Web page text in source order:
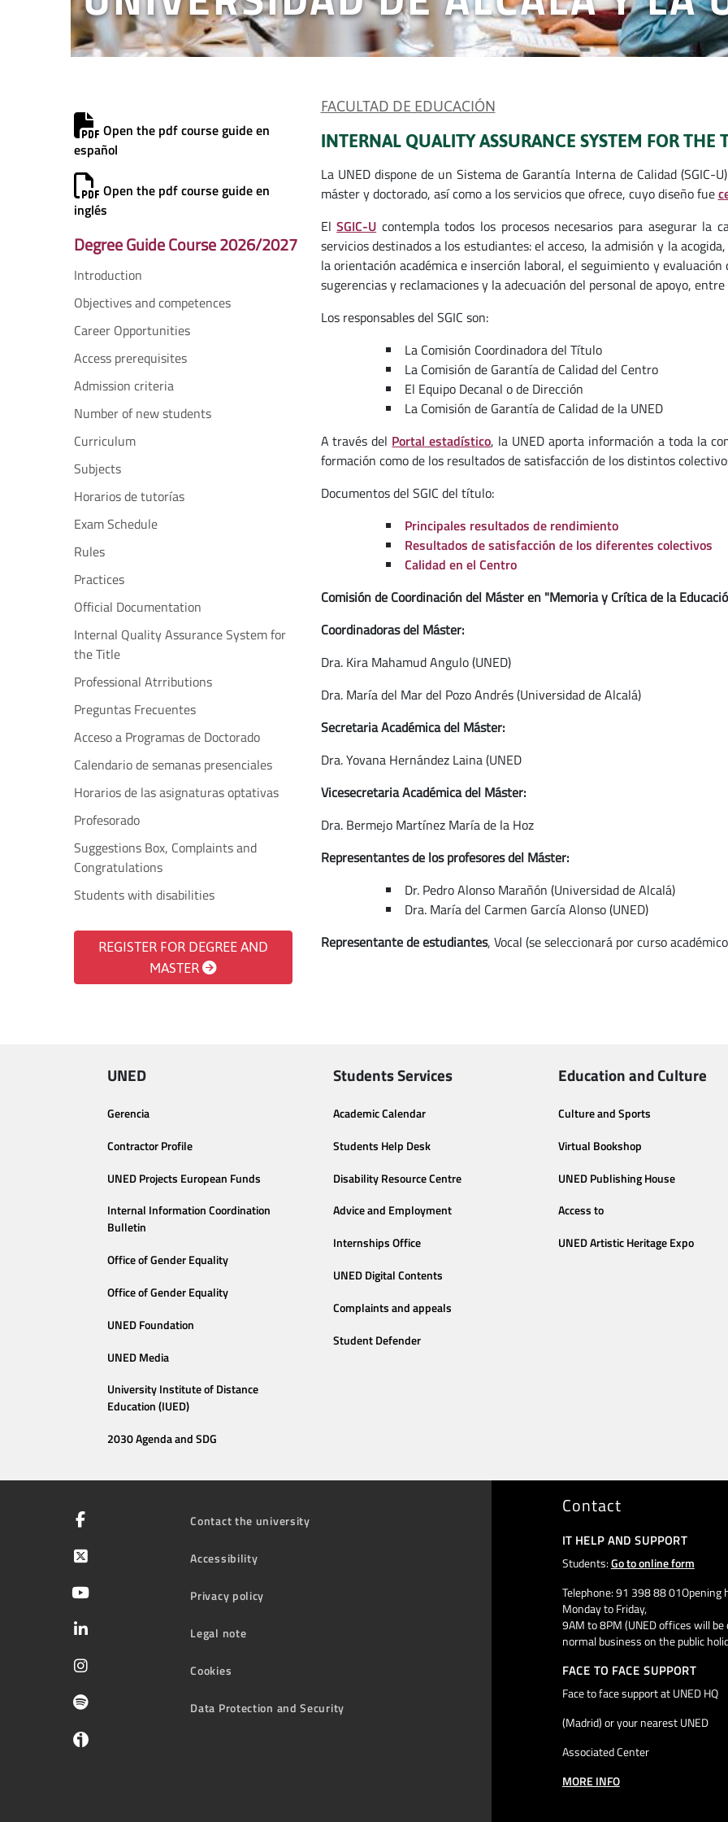
Open the pdf course guide en
español
Open the pdf course guide en
inglés
Degree Guide Course 2026/2027
Introduction
Objectives and competences
Career Opportunities
Access prerequisites
Admission criteria
Number of new students
Curriculum
Subjects
Horarios de tutorías
Exam Schedule
Rules
Practices
Official Documentation
Internal Quality Assurance System for
the Title
Professional Atrributions
Preguntas Frecuentes
Acceso a Programas de Doctorado
Calendario de semanas presenciales
Horarios de las asignaturas optativas
Profesorado
Suggestions Box, Complaints and
Congratulations
Students with disabilities
REGISTER FOR DEGREE AND
MASTER
FACULTAD DE EDUCACIÓN
INTERNAL QUALITY ASSURANCE SYSTEM FOR THE
La UNED dispone de un Sistema de Garantía Interna de Calidad
máster y doctorado, así como a los servicios que ofrece, cuyo diseño fue
ElSGIC-U contempla todos los procesos necesarios para asegurar la
servicios destinados a los estudiantes: el acceso, la admisión y la
la orientación académica e inserción laboral, el seguimiento y
sugerencias y reclamaciones y la adecuación del personal de apoyo,
Los responsables del SGIC son:
La Comisión Coordinadora del Título
La Comisión de Garantía de Calidad del Centro
El Equipo Decanal o de Dirección
La Comisión de Garantía de Calidad de la UNED
A través del Portal estadístico, la UNED aporta información a toda la
formación como de los resultados de satisfacción de los distintos
Documentos del SGIC del título:
Principales resultados de rendimiento
Resultados de satisfacción de los diferentes colectivos
Calidad en el Centro
Comisión de Coordinación del Máster en "Memoria y Crítica de la
Coordinadoras del Máster:
Dra. Kira Mahamud Angulo (UNED)
Dra. María del Mar del Pozo Andrés (Universidad de Alcalá)
Secretaria Académica del Máster:
Dra. Yovana Hernández Laina (UNED
Vicesecretaria Académica del Máster:
Dra. Bermejo Martínez María de la Hoz
Representantes de los profesores del Máster:
Dr. Pedro Alonso Marañón (Universidad de Alcalá)
Dra. María del Carmen García Alonso (UNED)
Representante de estudiantes, Vocal (se seleccionará por curso
UNED
Gerencia
Contractor Profile
UNED Projects European Funds
Internal Information Coordination
Bulletin
Office of Gender Equality
Office of Gender Equality
UNED Foundation
UNED Media
University Institute of Distance
Education (IUED)
2030 Agenda and SDG
Students Services
Academic Calendar
Students Help Desk
Disability Resource Centre
Advice and Employment
Internships Office
UNED Digital Contents
Complaints and appeals
Student Defender
Education and Culture
Culture and Sports
Virtual Bookshop
UNED Publishing House
Access to
UNED Artistic Heritage Expo
Contact the university
Accessibility
Privacy policy
Legal note
Cookies
Data Protection and Security
Contact
IT HELP AND SUPPORT
Students:Go to online form
Telephone: 91 398 88 01Opening
Monday to Friday,
9AM to 8PM (UNED offices will be
normal business on the public
FACE TO FACE SUPPORT
Face to face support at UNED HQ
(Madrid) or your nearest UNED
Associated Center
MORE INFO